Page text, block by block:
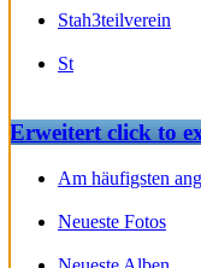
Stah3teilverein
St
Erweitertclick to
Am häufigsten
Neueste Fotos